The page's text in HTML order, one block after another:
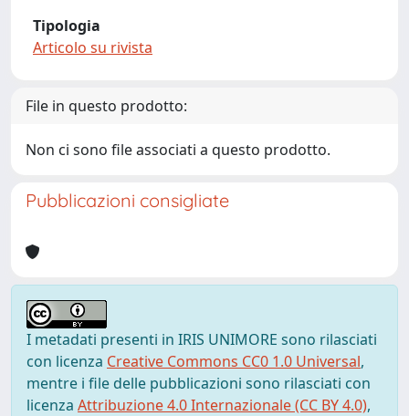
Tipologia
Articolo su rivista
File in questo prodotto:
Non ci sono file associati a questo prodotto.
Pubblicazioni consigliate
I metadati presenti in IRIS UNIMORE sono rilasciati
con licenza Creative Commons CC0 1.0 Universal,
mentre i file delle pubblicazioni sono rilasciati con
licenza Attribuzione 4.0 Internazionale (CC BY 4.0),